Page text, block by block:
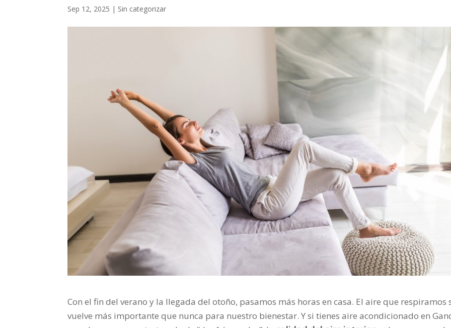
Sep 12, 2025 | Sin categorizar
Con el fin del verano y la llegada del otoño, pasamos más horas en casa. El aire que respiramos
vuelve más importante que nunca para nuestro bienestar. Y si tienes aire acondicionado en